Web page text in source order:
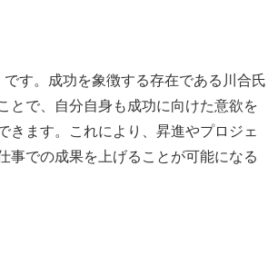
す。成功を象徴する存在である川合氏
とで、自分自身も成功に向けた意欲を
きます。これにより、昇進やプロジェ
事での成果を上げることが可能になる